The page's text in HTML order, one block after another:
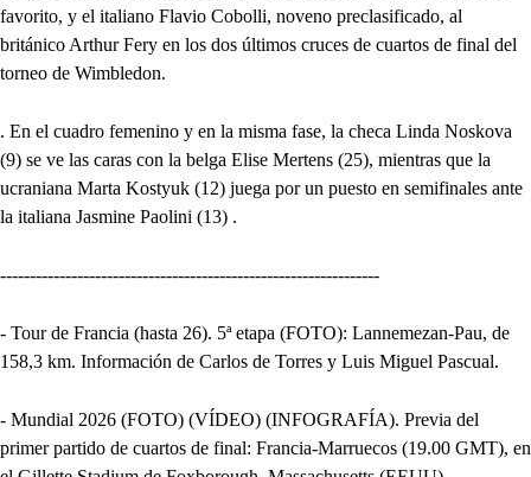
favorito, y el italiano Flavio Cobolli, noveno preclasificado, al
británico Arthur Fery en los dos últimos cruces de cuartos de final del
torneo de Wimbledon.
. En el cuadro femenino y en la misma fase, la checa Linda Noskova
(9) se ve las caras con la belga Elise Mertens (25), mientras que la
ucraniana Marta Kostyuk (12) juega por un puesto en semifinales ante
la italiana Jasmine Paolini (13) .
----------------------------------------------------------------
- Tour de Francia (hasta 26). 5ª etapa (FOTO): Lannemezan-Pau, de
158,3 km. Información de Carlos de Torres y Luis Miguel Pascual.
- Mundial 2026 (FOTO) (VÍDEO) (INFOGRAFÍA). Previa del
primer partido de cuartos de final: Francia-Marruecos (19.00 GMT), en